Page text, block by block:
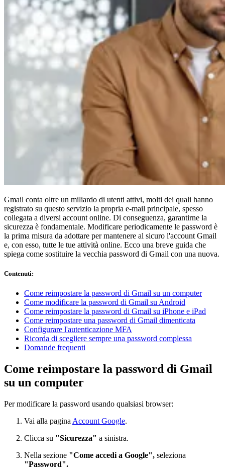
Conformità
NIS2
ISO 27001
NIST
Richiedi un preventivo
Inizia il periodo di prova del piano Business
Gmail conta oltre un miliardo di utenti attivi, molti dei quali hanno
registrato su questo servizio la propria e-mail principale, spesso
collegata a diversi account online. Di conseguenza, garantirne la
sicurezza è fondamentale. Modificare periodicamente le password è
la prima misura da adottare per mantenere al sicuro l'account Gmail
e, con esso, tutte le tue attività online. Ecco una breve guida che
spiega come sostituire la vecchia password di Gmail con una nuova.
Contenuti:
Come reimpostare la password di Gmail su un computer
Come modificare la password di Gmail su Android
Come reimpostare la password di Gmail su iPhone e iPad
Come reimpostare una password di Gmail dimenticata
Configurare l'autenticazione MFA
Ricorda di scegliere sempre una password complessa
Domande frequenti
Come reimpostare la password di Gmail
su un computer
Per modificare la password usando qualsiasi browser:
Vai alla pagina Account Google.
Clicca su "Sicurezza" a sinistra.
Nella sezione "Come accedi a Google", seleziona
"Password".